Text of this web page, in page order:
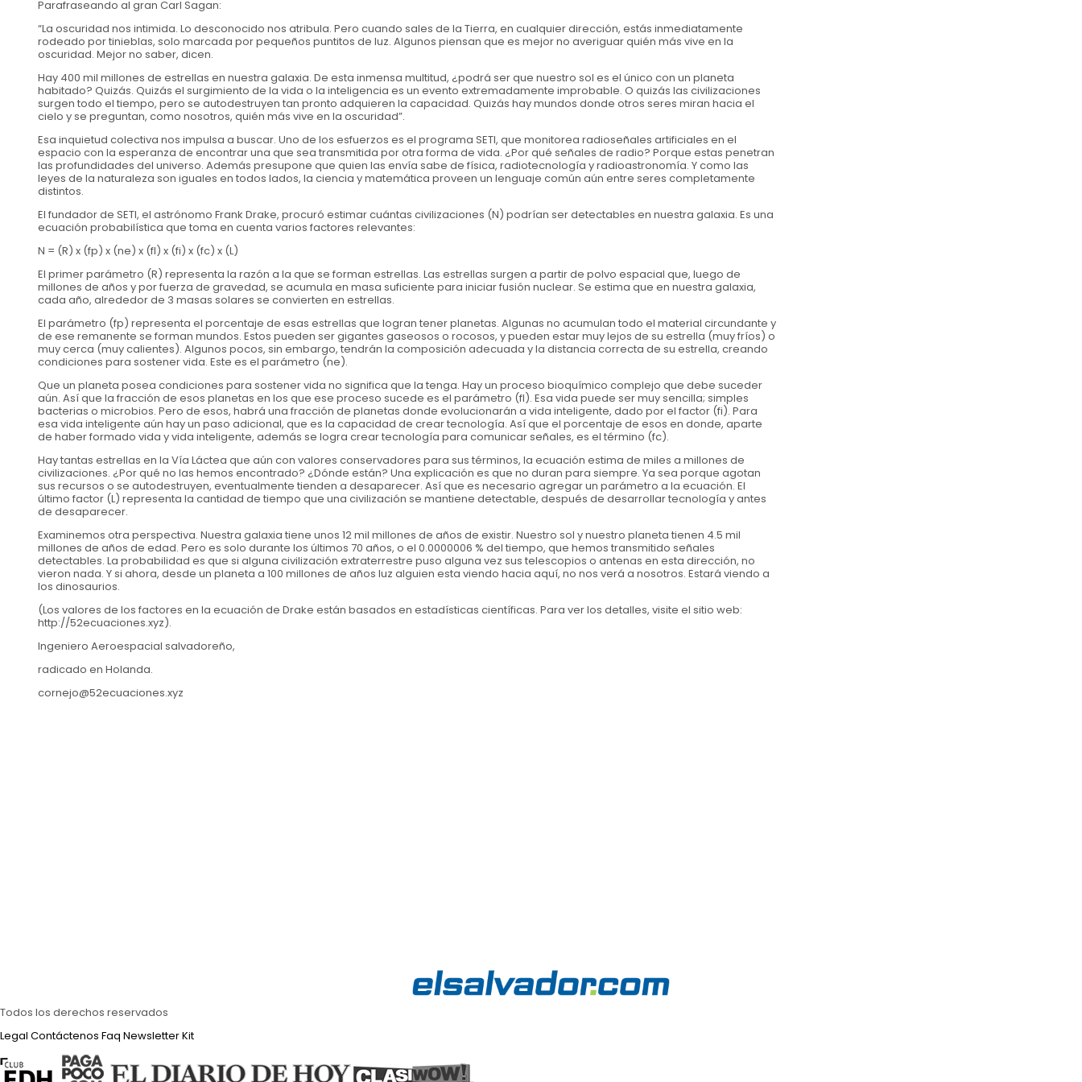
Parafraseando al gran Carl Sagan:
“La oscuridad nos intimida. Lo desconocido nos atribula. Pero cuando sales de la Tierra, en cualquier dirección, estás inmediatamente
rodeado por tinieblas, solo marcada por pequeños puntitos de luz. Algunos piensan que es mejor no averiguar quién más vive en la
oscuridad. Mejor no saber, dicen.
Hay 400 mil millones de estrellas en nuestra galaxia. De esta inmensa multitud, ¿podrá ser que nuestro sol es el único con un planeta
habitado? Quizás. Quizás el surgimiento de la vida o la inteligencia es un evento extremadamente improbable. O quizás las civilizaciones
surgen todo el tiempo, pero se autodestruyen tan pronto adquieren la capacidad. Quizás hay mundos donde otros seres miran hacia el
cielo y se preguntan, como nosotros, quién más vive en la oscuridad”.
Esa inquietud colectiva nos impulsa a buscar. Uno de los esfuerzos es el programa SETI, que monitorea radioseñales artificiales en el
espacio con la esperanza de encontrar una que sea transmitida por otra forma de vida. ¿Por qué señales de radio? Porque estas penetran
las profundidades del universo. Además presupone que quien las envía sabe de física, radiotecnología y radioastronomía. Y como las
leyes de la naturaleza son iguales en todos lados, la ciencia y matemática proveen un lenguaje común aún entre seres completamente
distintos.
El fundador de SETI, el astrónomo Frank Drake, procuró estimar cuántas civilizaciones (N) podrían ser detectables en nuestra galaxia. Es una
ecuación probabilística que toma en cuenta varios factores relevantes:
N = (R) x (fp) x (ne) x (fl) x (fi) x (fc) x (L)
El primer parámetro (R) representa la razón a la que se forman estrellas. Las estrellas surgen a partir de polvo espacial que, luego de
millones de años y por fuerza de gravedad, se acumula en masa suficiente para iniciar fusión nuclear. Se estima que en nuestra galaxia,
cada año, alrededor de 3 masas solares se convierten en estrellas.
El parámetro (fp) representa el porcentaje de esas estrellas que logran tener planetas. Algunas no acumulan todo el material circundante y
de ese remanente se forman mundos. Estos pueden ser gigantes gaseosos o rocosos, y pueden estar muy lejos de su estrella (muy fríos) o
muy cerca (muy calientes). Algunos pocos, sin embargo, tendrán la composición adecuada y la distancia correcta de su estrella, creando
condiciones para sostener vida. Este es el parámetro (ne).
Que un planeta posea condiciones para sostener vida no significa que la tenga. Hay un proceso bioquímico complejo que debe suceder
aún. Así que la fracción de esos planetas en los que ese proceso sucede es el parámetro (fl). Esa vida puede ser muy sencilla; simples
bacterias o microbios. Pero de esos, habrá una fracción de planetas donde evolucionarán a vida inteligente, dado por el factor (fi). Para
esa vida inteligente aún hay un paso adicional, que es la capacidad de crear tecnología. Así que el porcentaje de esos en donde, aparte
de haber formado vida y vida inteligente, además se logra crear tecnología para comunicar señales, es el término (fc).
Hay tantas estrellas en la Vía Láctea que aún con valores conservadores para sus términos, la ecuación estima de miles a millones de
civilizaciones. ¿Por qué no las hemos encontrado? ¿Dónde están? Una explicación es que no duran para siempre. Ya sea porque agotan
sus recursos o se autodestruyen, eventualmente tienden a desaparecer. Así que es necesario agregar un parámetro a la ecuación. El
último factor (L) representa la cantidad de tiempo que una civilización se mantiene detectable, después de desarrollar tecnología y antes
de desaparecer.
Examinemos otra perspectiva. Nuestra galaxia tiene unos 12 mil millones de años de existir. Nuestro sol y nuestro planeta tienen 4.5 mil
millones de años de edad. Pero es solo durante los últimos 70 años, o el 0.0000006 % del tiempo, que hemos transmitido señales
detectables. La probabilidad es que si alguna civilización extraterrestre puso alguna vez sus telescopios o antenas en esta dirección, no
vieron nada. Y si ahora, desde un planeta a 100 millones de años luz alguien esta viendo hacia aquí, no nos verá a nosotros. Estará viendo a
los dinosaurios.
(Los valores de los factores en la ecuación de Drake están basados en estadísticas científicas. Para ver los detalles, visite el sitio web:
http://52ecuaciones.xyz).
Ingeniero Aeroespacial salvadoreño,
radicado en Holanda.
cornejo@52ecuaciones.xyz
Todos los derechos reservados
Legal Contáctenos Faq NewsletterKit